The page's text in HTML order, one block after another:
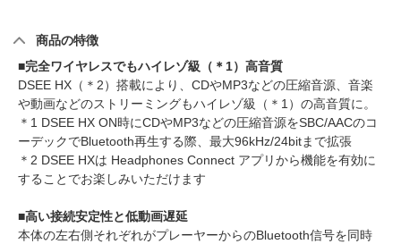
商品の特徴
■完全ワイヤレスでもハイレゾ級（＊1）高音質
DSEE HX（＊2）搭載により、CDやMP3などの圧縮音源、音楽
や動画などのストリーミングもハイレゾ級（＊1）の高音質に。
＊1 DSEE HX ON時にCDやMP3などの圧縮音源をSBC/AACのコ
ーデックでBluetooth再生する際、最大96kHz/24bitまで拡張
＊2 DSEE HXは Headphones Connect アプリから機能を有効に
することでお楽しみいただけます
■高い接続安定性と低動画遅延
本体の左右側それぞれがプレーヤーからのBluetooth信号を同時